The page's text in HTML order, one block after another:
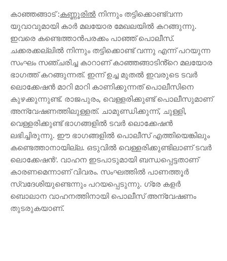
കാഞ്ഞങ്ങാട് :കണ്ണൂരിൽ നിന്നും തട്ടിക്കൊണ്ട്വന്ന
യുവാവുമായി കാർ മലയോര മേഖലയിൽ കറങ്ങുന്നു.
ഇവരെ കണ്ടെത്താൻപരക്കം പാഞ്ഞ് പൊലീസ്.
ചക്കരക്കല്ലിൽ നിന്നും തട്ടിക്കൊണ്ട് വന്നു എന്ന് പറയുന്ന
സംഘം സഞ്ചരിച്ച കാറാണ് കാഞ്ഞങ്ങാടിൻ്റെ മലയോര
ഭാഗത്ത് കറങ്ങുന്നത്. ഇന്ന് ഉച്ച മുതൽ ഇവരുടെ ടവർ
ലൊക്കേഷൻ മാറി മാറി കാണിക്കുന്നത് പൊലീസിനെ
കുഴക്കുന്നുണ്ട്. രാജപുരം, വെള്ളരിക്കുണ്ട് പൊലീസുമാണ്
അന്വേഷണത്തിലുള്ളത്. ചാമുണ്ഡിക്കുന്ന്, ചുള്ളി,
വെള്ളരിക്കുണ്ട് ഭാഗങ്ങളിൽ ടവർ ലൊക്കേഷൻ
ലഭിച്ചിരുന്നു. ഈ ഭാഗങ്ങളിൽ പൊലീസ് എത്തിയെങ്കിലും
കണ്ടെത്താനായില്ല. ഒടുവിൽ വെള്ളരിക്കുണ്ടിലാണ് ടവർ
ലൊക്കേഷൻ'. വാഹന ഇടപാടുമായി ബന്ധപ്പെട്ടതാണ്
കാരണമെന്നാണ് വിവരം. സംഘത്തിൽ പാണത്തൂർ
സ്വദേശിയുണ്ടെന്നും പറയപ്പെടുന്നു. ഗ്രേ കളർ
ബൊലാന വാഹനത്തിനായി പൊലീസ് അന്വേഷണം
തുടരുകയാണ്.